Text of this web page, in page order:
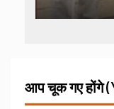
आप चूक गए होंगे